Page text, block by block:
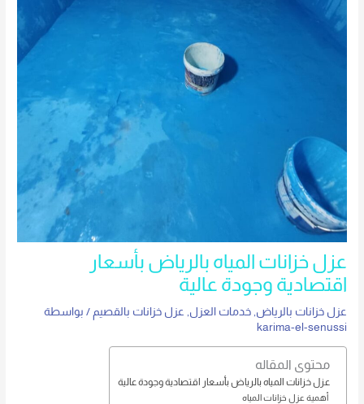
عزل خزانات المياه بالرياض بأسعار
اقتصادية وجودة عالية
عزل خزانات بالرياض ,خدمات العزل عزل خزانات بالقصيم / بواسطة
karima-el-senussi
محتوى المقاله
عزل خزانات المياه بالرياض بأسعار اقتصادية وجودة عالية
أهمية عزل خزانات المياه